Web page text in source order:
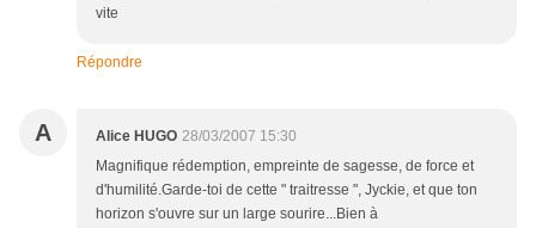
vite
Répondre
A Alice HUGO 28/03/2007 15:30
Magnifique rédemption, empreinte de sagesse, de force et
d'humilité.Garde-toi de cette " traitresse ", Jyckie, et que ton
horizon s'ouvre sur un large sourire...Bien à